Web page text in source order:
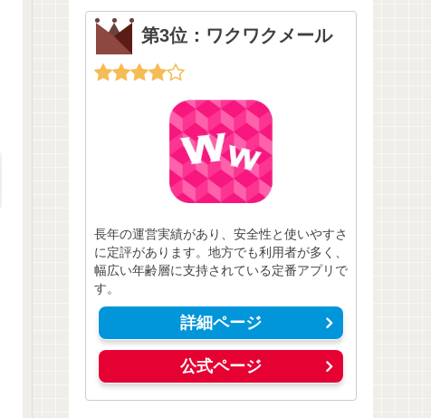
第3位：ワクワクメール
長年の運営実績があり、安全性と使いやすさ
に定評があります。地方でも利用者が多く、
幅広い年齢層に支持されている定番アプリで
す。
詳細ページ
公式ページ